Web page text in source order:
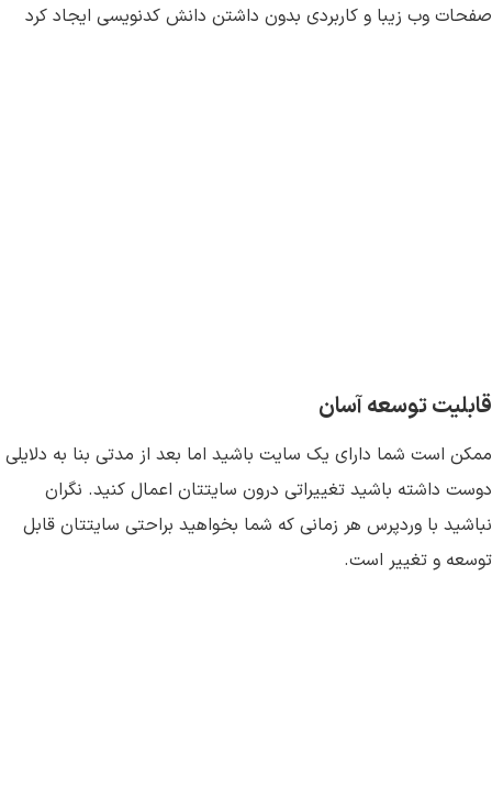
صفحات وب زیبا و کاربردی بدون داشتن دانش کدنویسی ایجاد کرد
قابلیت توسعه آسان
ممکن است شما دارای یک سایت باشید اما بعد از مدتی بنا به دلایلی
دوست داشته باشید تغییراتی درون سایتتان اعمال کنید. نگران
نباشید با وردپرس هر زمانی که شما بخواهید براحتی سایتتان قابل
توسعه و تغییر است.